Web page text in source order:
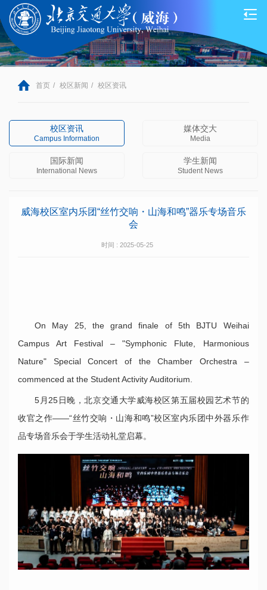
首页 / 校区新闻 / 校区资讯
校区资讯
Campus Information
媒体交大
Media
国际新闻
International News
学生新闻
Student News
威海校区室内乐团“丝竹交响・山海和鸣”器乐专场音乐
会
时间 : 2025-05-25
On May 25, the grand finale of 5th BJTU Weihai
Campus Art Festival – "Symphonic Flute, Harmonious
Nature" Special Concert of the Chamber Orchestra –
commenced at the Student Activity Auditorium.
5月25日晚，北京交通大学威海校区第五届校园艺术节的
收官之作——“丝竹交响・山海和鸣”校区室内乐团中外器乐作
品专场音乐会于学生活动礼堂启幕。